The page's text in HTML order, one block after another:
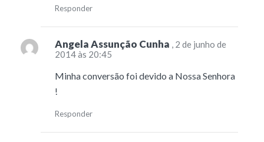
Responder
Angela Assunção Cunha , 2 de junho de
2014 às 20:45
Minha conversão foi devido a Nossa Senhora
!
Responder